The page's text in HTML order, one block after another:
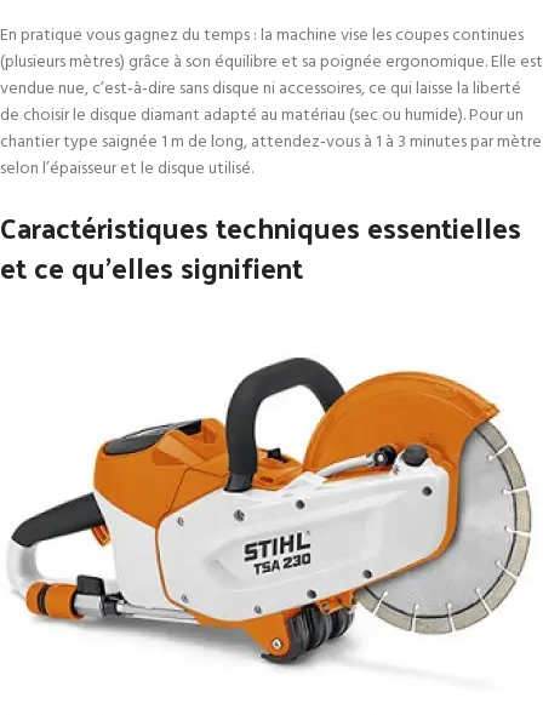
En pratique vous gagnez du temps : la machine vise les coupes continues
(plusieurs mètres) grâce à son équilibre et sa poignée ergonomique. Elle est
vendue nue, c’est‑à‑dire sans disque ni accessoires, ce qui laisse la liberté
de choisir le disque diamant adapté au matériau (sec ou humide). Pour un
chantier type saignée 1 m de long, attendez‑vous à 1 à 3 minutes par mètre
selon l’épaisseur et le disque utilisé.
Caractéristiques techniques essentielles
et ce qu’elles signifient